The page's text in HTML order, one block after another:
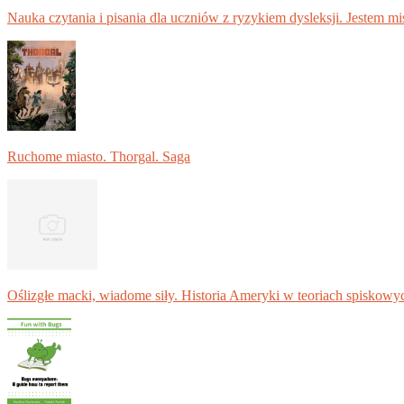
Nauka czytania i pisania dla uczniów z ryzykiem dysleksji. Jestem
Ruchome miasto. Thorgal. Saga
Oślizgłe macki, wiadome siły. Historia Ameryki w teoriach